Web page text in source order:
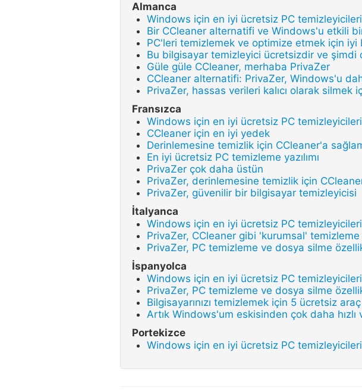
Almanca
Windows için en iyi ücretsiz PC
Bir CCleaner alternatifi ve Windows'u etkili
PC'leri temizlemek ve optimize etmek için
Bu bilgisayar temizleyici ücretsizdir ve şimdi
Güle güle CCleaner, merhaba PrivaZer
CCleaner alternatifi: PrivaZer, Windows'u
PrivaZer, hassas verileri kalıcı olarak silmek
Fransızca
Windows için en iyi ücretsiz PC
CCleaner için en iyi yedek
Derinlemesine temizlik için CCleaner'a
En iyi ücretsiz PC temizleme yazılımı
PrivaZer çok daha üstün
PrivaZer, derinlemesine temizlik için
PrivaZer, güvenilir bir bilgisayar temizleyicisi
İtalyanca
Windows için en iyi ücretsiz PC
PrivaZer, CCleaner gibi 'kurumsal'
PrivaZer, PC temizleme ve dosya silme
İspanyolca
Windows için en iyi ücretsiz PC
PrivaZer, PC temizleme ve dosya silme
Bilgisayarınızı temizlemek için 5 ücretsiz araç
Artık Windows'um eskisinden çok daha hızlı
Portekizce
Windows için en iyi ücretsiz PC